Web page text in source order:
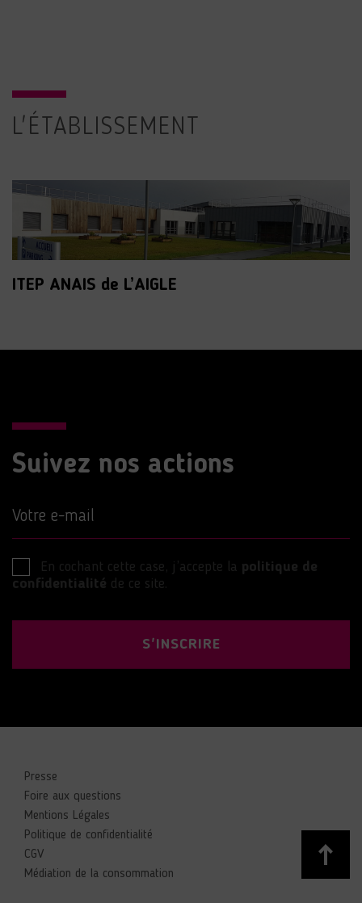
L'ÉTABLISSEMENT
ITEP ANAIS de L’AIGLE
Suivez nos actions
Votre e-mail
En cochant cette case, j’accepte la politique de
confidentialité de ce site.
S'INSCRIRE
Presse
Foire aux questions
Mentions Légales
Politique de confidentialité
CGV
Médiation de la consommation